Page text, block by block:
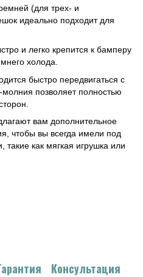
(для трех- и
идеально подходит для
и легко крепится к бамперу
холода.
быстро передвигаться с
позволяет полностью
вам дополнительное
чтобы вы всегда имели под
как мягкая игрушка или
Консультация